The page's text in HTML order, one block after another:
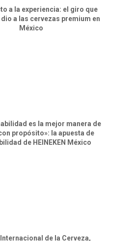
a la experiencia: el giro que
dio a las cervezas premium en
México
es la mejor manera de
propósito»: la apuesta de
de HEINEKEN México
Internacional de la Cerveza,